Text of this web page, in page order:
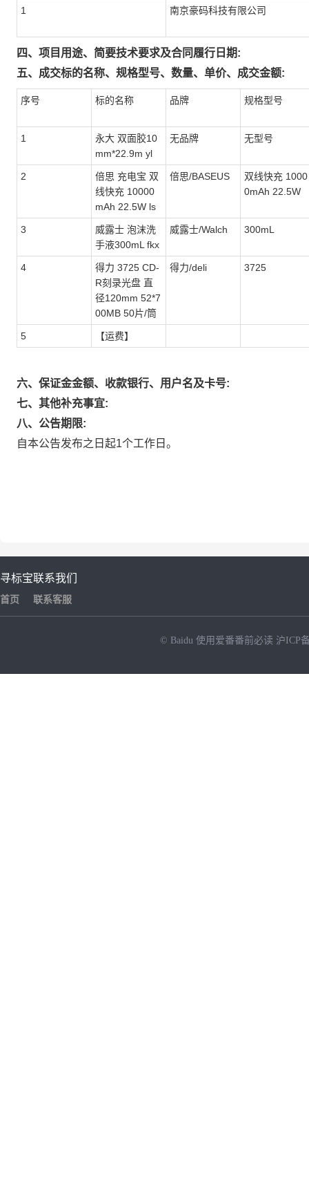
1 南京豪码科技有限公司
四、项目用途、简要技术要求及合同履行日期:
五、成交标的名称、规格型号、数量、单价、成交金额:
序号 标的名称 品牌 规格型号
1
永大 双面胶10
mm*22.9m yl
无品牌 无型号
2
倍思 充电宝 双
线快充 10000
mAh 22.5W ls
倍思/BASEUS
双线快充 1000
0mAh 22.5W
3
威露士 泡沫洗
手液300mL fkx
威露士/Walch 300mL
4
得力 3725 CD-
R刻录光盘 直
径120mm 52*7
00MB 50片/筒
得力/deli 3725
5 【运费】
六、保证金金额、收款银行、用户名及卡号:
七、其他补充事宜:
八、公告期限:
自本公告发布之日起1个工作日。
寻标宝
首页
联系我们
联系客服
© Baidu 使用爱番番前必读 沪ICP